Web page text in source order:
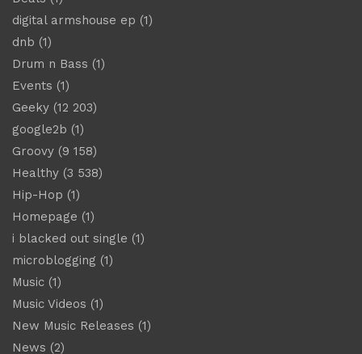
digital armshouse ep (1)
dnb (1)
Drum n Bass (1)
Events (1)
Geeky (12 203)
google2b (1)
Groovy (9 158)
Healthy (3 538)
Hip-Hop (1)
Homepage (1)
i blacked out single (1)
microblogging (1)
Music (1)
Music Videos (1)
New Music Releases (1)
News (2)